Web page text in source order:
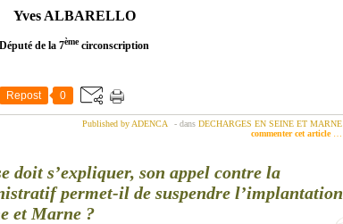
Yves ALBARELLO
Député de la 7èmecirconscription
Repost 0
Published by ADENCA - dans DECHARGES EN SEINE ET MARNE
commenter cet article
doit s’expliquer, son appel contre la
permet-il de suspendre l’implantation
et Marne ?